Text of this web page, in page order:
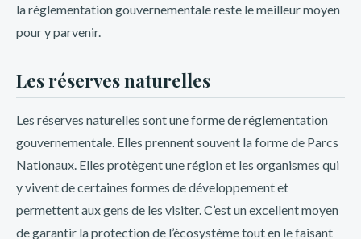
la réglementation gouvernementale reste le meilleur moyen
pour y parvenir.
Les réserves naturelles
Les réserves naturelles sont une forme de réglementation
gouvernementale. Elles prennent souvent la forme de Parcs
Nationaux. Elles protègent une région et les organismes qui
y vivent de certaines formes de développement et
permettent aux gens de les visiter. C’est un excellent moyen
de garantir la protection de l’écosystème tout en le faisant